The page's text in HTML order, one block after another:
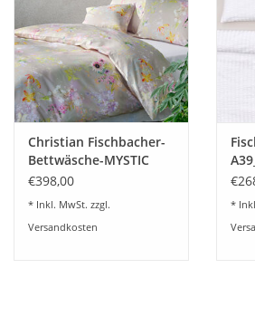
Pflegehinweise
Christian Fischbacher-
Bettwäsche-MYSTIC
GARDEN-schweizer
€398,00
* Inkl. MwSt. zzgl.
Versandkosten
*